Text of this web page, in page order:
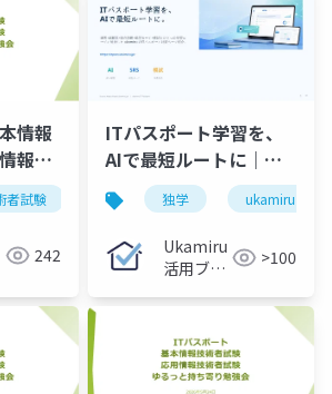
情報
報技
持ち
者試験 itパスポート 基本情報技術
242
ITパスポート学習を、
AIで最短ルートに｜
ukamiru
独学 ukamiru
Ukamiru
活用ブロ
>100